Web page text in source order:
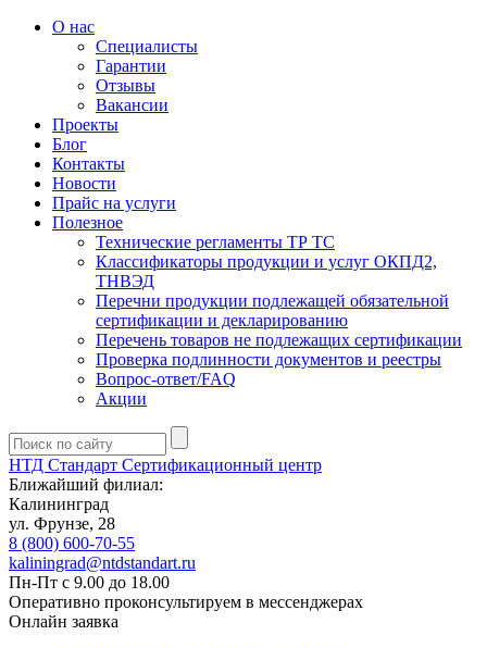
О нас
Специалисты
Гарантии
Отзывы
Вакансии
Проекты
Блог
Контакты
Новости
Прайс на услуги
Полезное
Технические регламенты ТР ТС
Классификаторы продукции и услуг ОКПД2,
ТНВЭД
Перечни продукции подлежащей обязательной
сертификации и декларированию
Перечень товаров не подлежащих сертификации
Проверка подлинности документов и реестры
Вопрос-ответ/FAQ
Акции
НТД Стандарт Сертификационный центр
Ближайший филиал:
Калининград
ул. Фрунзе, 28
8 (800) 600-70-55
kaliningrad@ntdstandart.ru
Пн-Пт с 9.00 до 18.00
Оперативно проконсультируем в мессенджерах
Онлайн заявка